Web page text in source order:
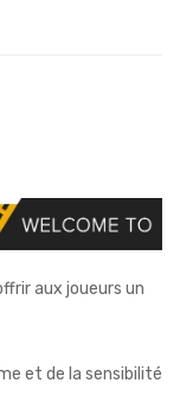
aux joueurs un
et de la sensibilité